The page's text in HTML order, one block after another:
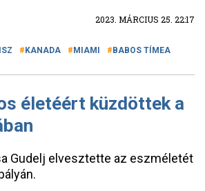
2023. MÁRCIUS 25. 22:17
KANADA MIAMI BABOS TÍMEA
életéért küzdöttek a
Gudelj elvesztette az eszméletét